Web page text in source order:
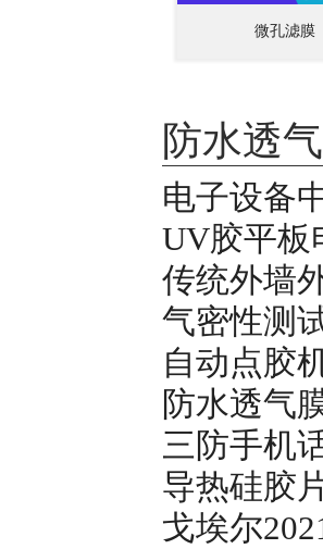
微孔滤膜
防水透
电子设备
UV胶平板
传统外墙
气密性测
自动点胶
防水透气
三防手机
导热硅胶
戈埃尔